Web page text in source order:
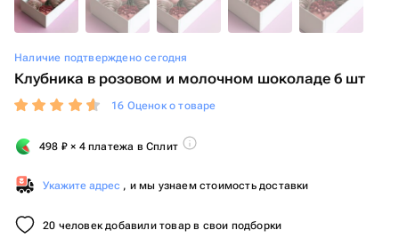
Наличие подтверждено сегодня
Клубника в розовом и молочном шоколаде 6 шт
16 Оценок о товаре
498 ₽ × 4 платежа в Сплит
Укажите адрес , и мы узнаем стоимость доставки
20 человек добавили товар в свои подборки